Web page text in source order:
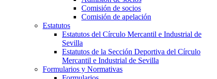
Comisión de socios
Comisión de apelación
Estatutos
Estatutos del Círculo Mercantil e Industrial de
Sevilla
Estatutos de la Sección Deportiva del Círculo
Mercantil e Industrial de Sevilla
Formularios y Normativas